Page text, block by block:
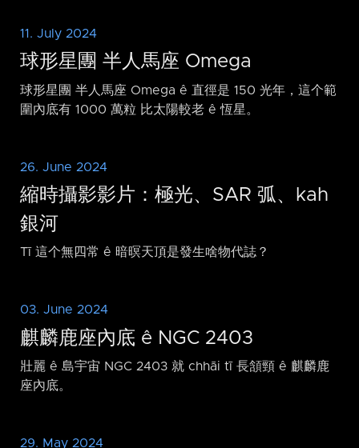
11. July 2024
球形星團 半人馬座 Omega
球形星團 半人馬座 Omega ê 直徑是 150 光年，這个範
圍內底有 1000 萬粒 比太陽較老 ê 恆星。
26. June 2024
縮時攝影影片：極光、SAR 弧、kah
銀河
Tī 這个無四常 ê 暗暝天頂是發生啥物代誌？
03. June 2024
麒麟鹿座內底 ê NGC 2403
壯麗 ê 島宇宙 NGC 2403 就 chhāi tī 長頷頸 ê 麒麟鹿
座內底。
29. May 2024